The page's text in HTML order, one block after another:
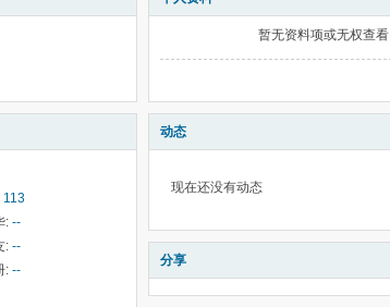
113
: --
: --
: --
暂无资料项或无权查看
动态
现在还没有动态
分享